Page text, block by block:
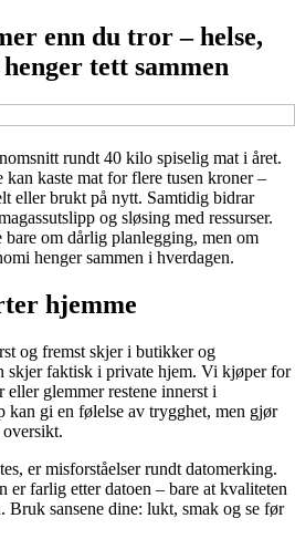
enn du tror – helse,
tett sammen
rundt 40 kilo spiselig mat i året.
kaste mat for flere tusen kroner –
eller brukt på nytt. Samtidig bidrar
og sløsing med ressurser.
om dårlig planlegging, men om
henger sammen i hverdagen.
hjemme
og fremst skjer i butikker og
skjer faktisk i private hjem. Vi kjøper for
glemmer restene innerst i
kan gi en følelse av trygghet, men gjør
er misforståelser rundt datomerking.
er farlig etter datoen – bare at kvaliteten
Bruk sansene dine: lukt, smak og se før